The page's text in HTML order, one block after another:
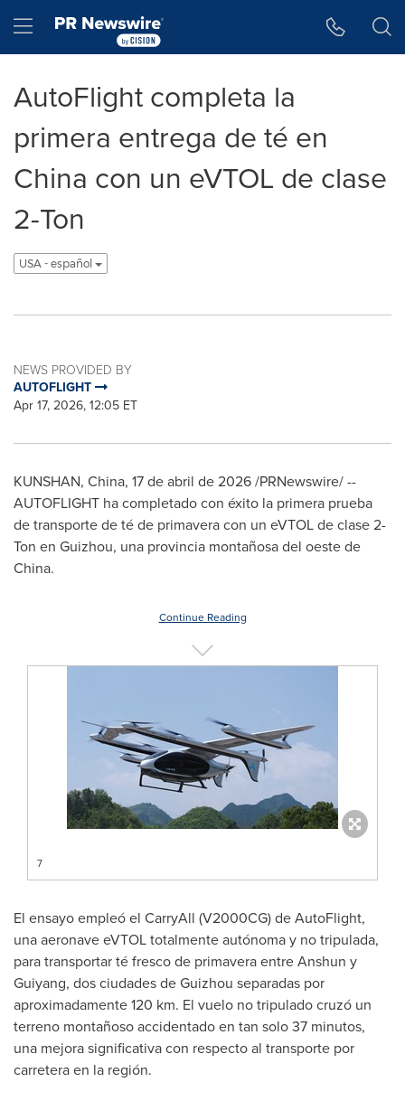
Hamburger menu
AutoFlight completa la
primera entrega de té en
China con un eVTOL de clase
2-Ton
USA - español
NEWS PROVIDED BY
AUTOFLIGHT
Apr 17, 2026, 12:05 ET
KUNSHAN, China, 17 de abril de 2026/PRNewswire/ --
AUTOFLIGHT ha completado con éxito la primera prueba
de transporte de té de primavera con un eVTOL de clase 2-
Ton en Guizhou, una provincia montañosa del oeste de
China.
Continue Reading
7
El ensayo empleó el CarryAll (V2000CG) de AutoFlight,
una aeronave eVTOL totalmente autónoma y no tripulada,
para transportar té fresco de primavera entre Anshun y
Guiyang, dos ciudades de Guizhou separadas por
aproximadamente 120 km. El vuelo no tripulado cruzó un
terreno montañoso accidentado en tan solo 37 minutos,
una mejora significativa con respecto al transporte por
carretera en la región.